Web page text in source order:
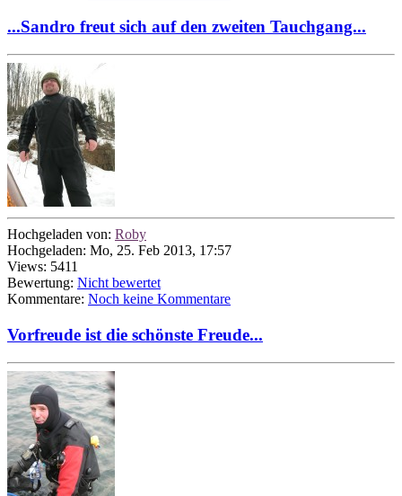
...Sandro freut sich auf den zweiten Tauchgang...
Hochgeladen von: Roby
Hochgeladen: Mo, 25. Feb 2013, 17:57
Views: 5411
Bewertung: Nicht bewertet
Kommentare: Noch keine Kommentare
Vorfreude ist die schönste Freude...